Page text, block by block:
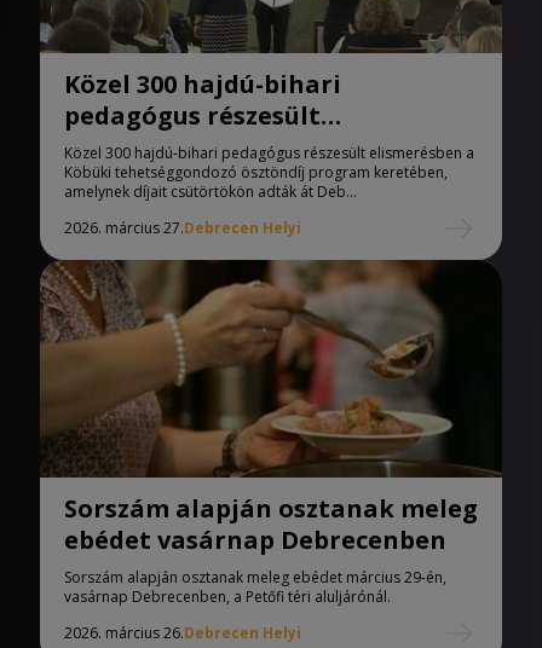
Közel 300 hajdú-bihari
pedagógus részesült
elismerésben
Közel 300 hajdú-bihari pedagógus részesült elismerésben a
Köbüki tehetséggondozó ösztöndíj program keretében,
amelynek díjait csütörtökön adták át Deb...
2026. március 27.Debrecen Helyi
Sorszám alapján osztanak meleg
ebédet vasárnap Debrecenben
Sorszám alapján osztanak meleg ebédet március 29-én,
vasárnap Debrecenben, a Petőfi téri aluljárónál.
2026. március 26.Debrecen Helyi